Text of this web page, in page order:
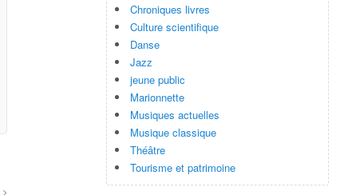
Chroniques livres
Culture scientifique
Danse
Jazz
jeune public
Marionnette
Musiques actuelles
Musique classique
Théâtre
Tourisme et patrimoine